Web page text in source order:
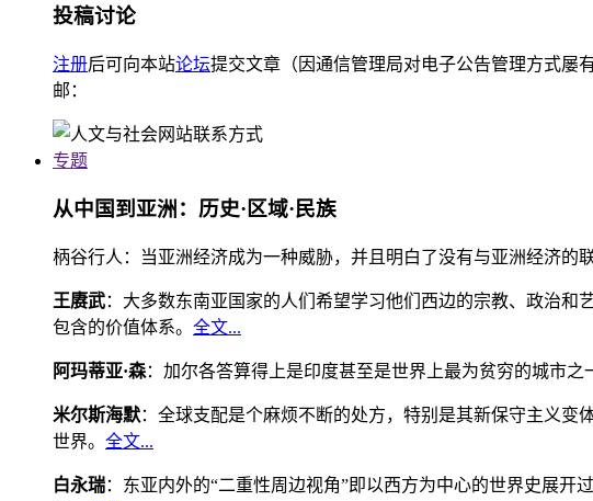
投稿讨论
注册后可向本站论坛提交文章（因通信管理局对电子公告管理方式屡
邮：
专题
从中国到亚洲：历史·区域·民族
柄谷行人：当亚洲经济成为一种威胁，并且明白了没有与亚洲经济的
王赓武：大多数东南亚国家的人们希望学习他们西边的宗教、政治
包含的价值体系。 全文...
阿玛蒂亚·森：加尔各答算得上是印度甚至是世界上最为贫穷的城市
米尔斯海默：全球支配是个麻烦不断的处方，特别是其新保守主义
世界。 全文...
白永瑞：东亚内外的“二重性周边视角”即以西方为中心的世界史展